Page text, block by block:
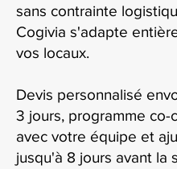
sans contrainte
Cogivia s'adapte
vos locaux.
Devis personnalisé
3 jours, programme co-
avec votre équipe et
jusqu'à 8 jours avant la